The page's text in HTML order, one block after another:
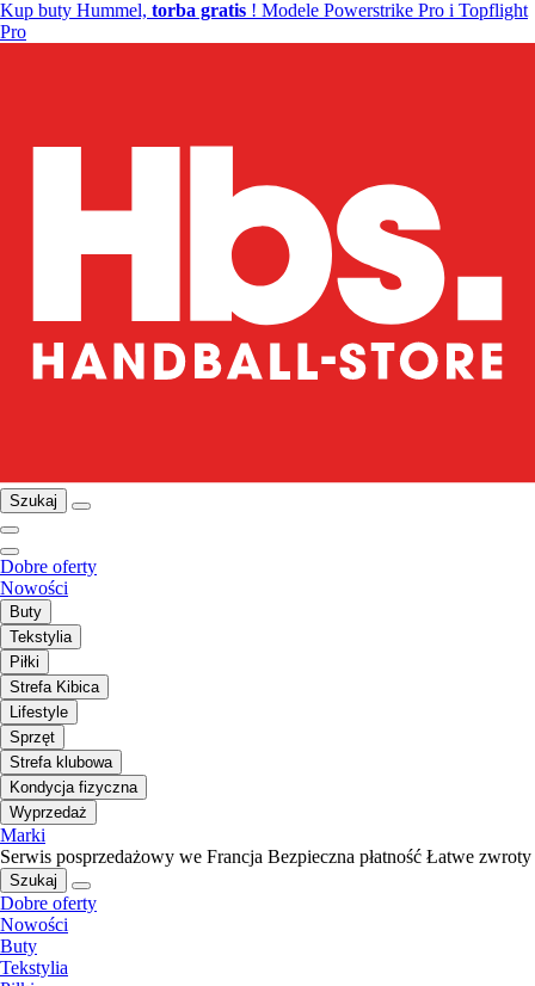
Kup buty Hummel, torba gratis ! Modele Powerstrike Pro i Topflight
Pro
Szukaj
Dobre oferty
Nowości
Buty
Tekstylia
Piłki
Strefa Kibica
Lifestyle
Sprzęt
Strefa klubowa
Kondycja fizyczna
Wyprzedaż
Marki
Serwis posprzedażowy we Francja Bezpieczna płatność Łatwe zwroty
Szukaj
Dobre oferty
Nowości
Buty
Tekstylia